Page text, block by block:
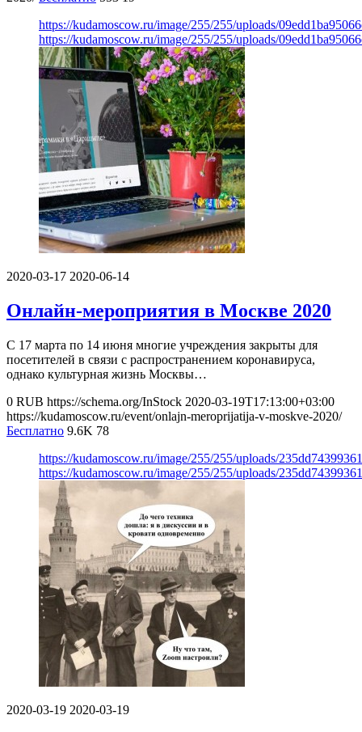
https://kudamoscow.ru/image/255/255/uploads/
https://kudamoscow.ru/image/255/255/uploads/
2020-03-17 2020-06-14
Онлайн-мероприятия в Москве 2020
С 17 марта по 14 июня многие учреждения закрыты для
посетителей в связи с распространением коронавируса,
однако культурная жизнь Москвы…
0 RUB https://schema.org/InStock 2020-03-19T17:13:00+03:00
https://kudamoscow.ru/event/onlajn-meroprijatija-v-moskve-2020/
Бесплатно 9.6K 78
https://kudamoscow.ru/image/255/255/uploads/
https://kudamoscow.ru/image/255/255/uploads/
2020-03-19 2020-03-19